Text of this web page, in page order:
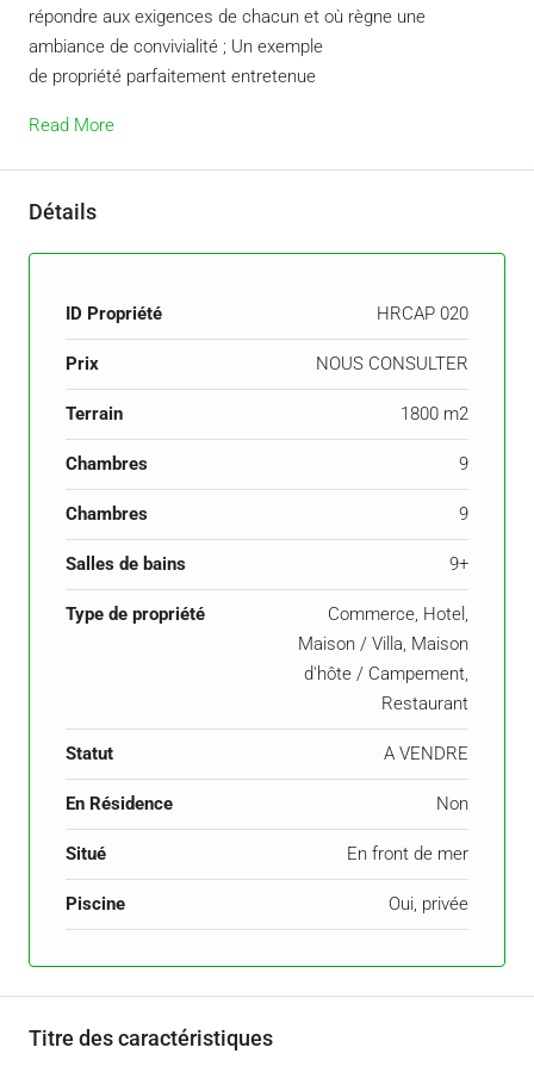
répondre aux exigences de chacun et où règne une
ambiance de convivialité ; Un exemple
de propriété parfaitement entretenue
Read More
Détails
ID Propriété HRCAP 020
Prix NOUS CONSULTER
Terrain 1800 m2
Chambres 9
Chambres 9
Salles de bains 9+
Type de propriété
Commerce, Hotel,
Maison / Villa, Maison
d'hôte / Campement,
Restaurant
Statut A VENDRE
En Résidence Non
Situé En front de mer
Piscine Oui, privée
Titre des caractéristiques